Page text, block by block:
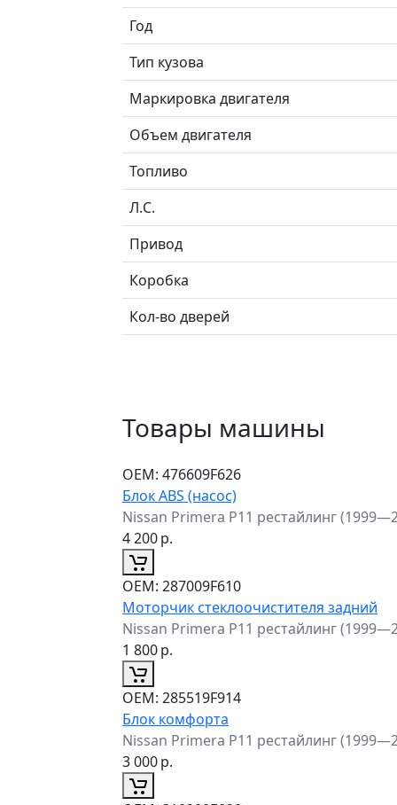
Год
Тип кузова
Маркировка двигателя
Объем двигателя
Топливо
Л.C.
Привод
Коробка
Кол-во дверей
Товары машины
ОЕМ: 476609F626
Блок ABS (насос)
Nissan Primera P11 рестайлинг
4 200р.
ОЕМ: 287009F610
Моторчик стеклоочистителя задний
Nissan Primera P11 рестайлинг
1 800р.
ОЕМ: 285519F914
Блок комфорта
Nissan Primera P11 рестайлинг
3 000р.